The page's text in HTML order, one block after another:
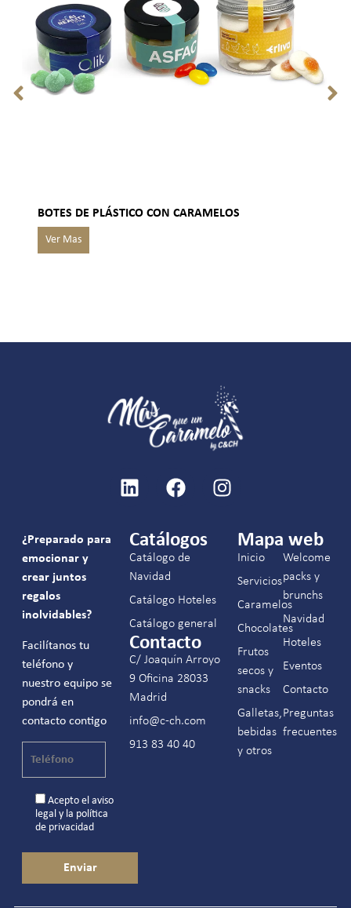
BOTES DE PLÁSTICO CON CARAMELOS
¿Preparado para
emocionar y
crear juntos
regalos
inolvidables?
Facilítanos tu
teléfono y
nuestro equipo se
pondrá en
contacto contigo
Acepto el aviso
legal y la política
de privacidad
Catálogos
Catálogo de
Navidad
Catálogo Hoteles
Catálogo general
Contacto
C/ Joaquín Arroyo
9 Oficina 28033
Madrid
info@c-ch.com
913 83 40 40
Mapa web
Inicio
Servicios
Caramelos
Chocolates
Frutos
secos y
snacks
Galletas,
bebidas
y otros
Welcome
packs y
brunchs
Navidad
Hoteles
Eventos
Contacto
Preguntas
frecuentes